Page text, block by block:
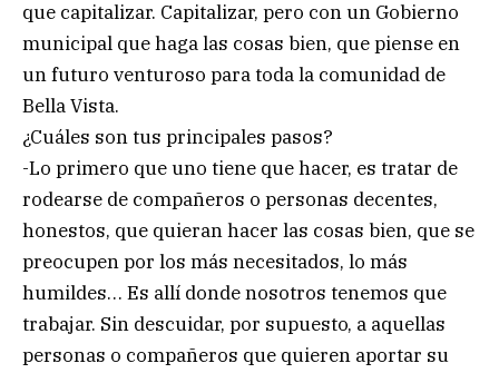
que capitalizar. Capitalizar, pero con un Gobierno
municipal que haga las cosas bien, que piense en
un futuro venturoso para toda la comunidad de
Bella Vista.
¿Cuáles son tus principales pasos?
-Lo primero que uno tiene que hacer, es tratar de
rodearse de compañeros o personas decentes,
honestos, que quieran hacer las cosas bien, que se
preocupen por los más necesitados, lo más
humildes… Es allí donde nosotros tenemos que
trabajar. Sin descuidar, por supuesto, a aquellas
personas o compañeros que quieren aportar su